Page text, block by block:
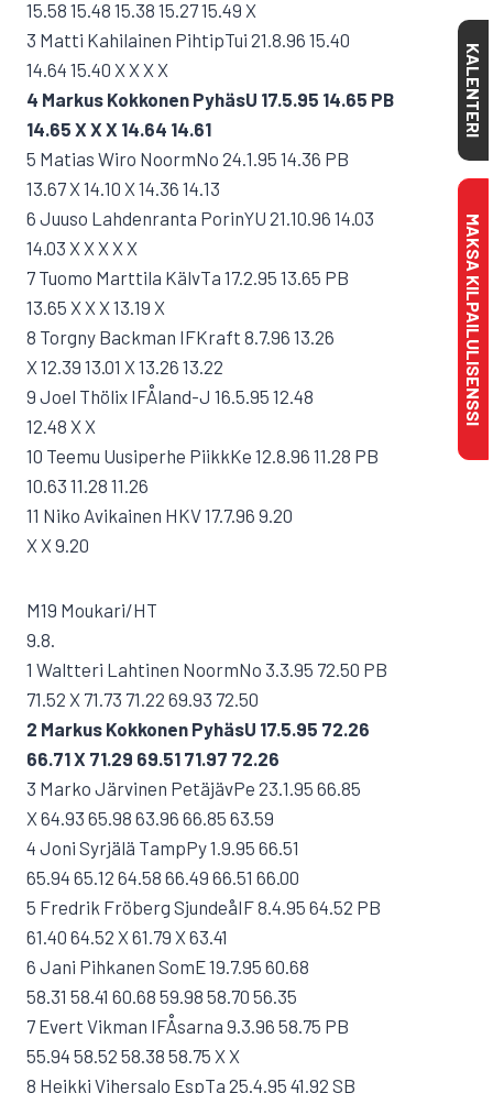
15.58 15.48 15.38 15.27 15.49 X
3 Matti Kahilainen PihtipTui 21.8.96 15.40
14.64 15.40 X X X X
4 Markus Kokkonen PyhäsU 17.5.95 14.65 PB
14.65 X X X 14.64 14.61
5 Matias Wiro NoormNo 24.1.95 14.36 PB
13.67 X 14.10 X 14.36 14.13
6 Juuso Lahdenranta PorinYU 21.10.96 14.03
14.03 X X X X X
7 Tuomo Marttila KälvTa 17.2.95 13.65 PB
13.65 X X X 13.19 X
8 Torgny Backman IFKraft 8.7.96 13.26
X 12.39 13.01 X 13.26 13.22
9 Joel Thölix IFÅland-J 16.5.95 12.48
12.48 X X
10 Teemu Uusiperhe PiikkKe 12.8.96 11.28 PB
10.63 11.28 11.26
11 Niko Avikainen HKV 17.7.96 9.20
X X 9.20
M19 Moukari/HT
9.8.
1 Waltteri Lahtinen NoormNo 3.3.95 72.50 PB
71.52 X 71.73 71.22 69.93 72.50
2 Markus Kokkonen PyhäsU 17.5.95 72.26
66.71 X 71.29 69.51 71.97 72.26
3 Marko Järvinen PetäjävPe 23.1.95 66.85
X 64.93 65.98 63.96 66.85 63.59
4 Joni Syrjälä TampPy 1.9.95 66.51
65.94 65.12 64.58 66.49 66.51 66.00
5 Fredrik Fröberg SjundeåIF 8.4.95 64.52 PB
61.40 64.52 X 61.79 X 63.41
6 Jani Pihkanen SomE 19.7.95 60.68
58.31 58.41 60.68 59.98 58.70 56.35
7 Evert Vikman IFÅsarna 9.3.96 58.75 PB
55.94 58.52 58.38 58.75 X X
8 Heikki Vihersalo EspTa 25.4.95 41.92 SB
KALENTERI
MAKSA KILPAILULISENSSI